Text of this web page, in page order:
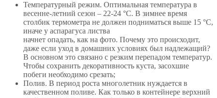
Температурный режим. Оптимальная температура в
весенне-летний сезон – 22-24 °С. В зимнее время
столбик термометра не должен подниматься выше 15 °С,
иначе у аспарагуса листва
начнет опадать, как на фото. Почему это происходит,
даже если уход в домашних условиях был надлежащий?
В основном это связано с резким перепадом температур.
Чтобы сохранить декоративность куста, засохшие
побеги необходимо срезать;
Полив. В период роста многолетник нуждается в
качественном поливе. Как только в контейнере верхний